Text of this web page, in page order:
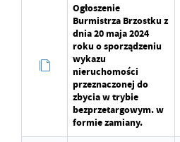
Ogłoszenie
Burmistrza Brzostku z
dnia 20 maja 2024
roku o sporządzeniu
wykazu
nieruchomości
przeznaczonej do
zbycia w trybie
bezprzetargowym. w
formie zamiany.